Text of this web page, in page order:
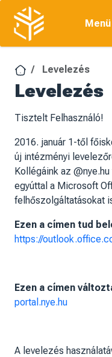
Ugrás a tartalomra
Menü
Levelezés
Levelezés
Tisztelt Felhasználó!
2016. január 1-től
új intézményi
Kollégáink az @nye.hu
egyúttal a Microsoft
felhőszolgáltatásokat
Ezen a címen tud
https://
Ezen a címen
portal.nye.hu
A levelezés